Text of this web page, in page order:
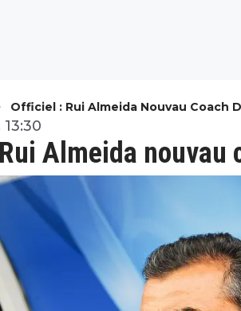
Officiel : Rui Almeida Nouvau Coach
Almeida nouvau